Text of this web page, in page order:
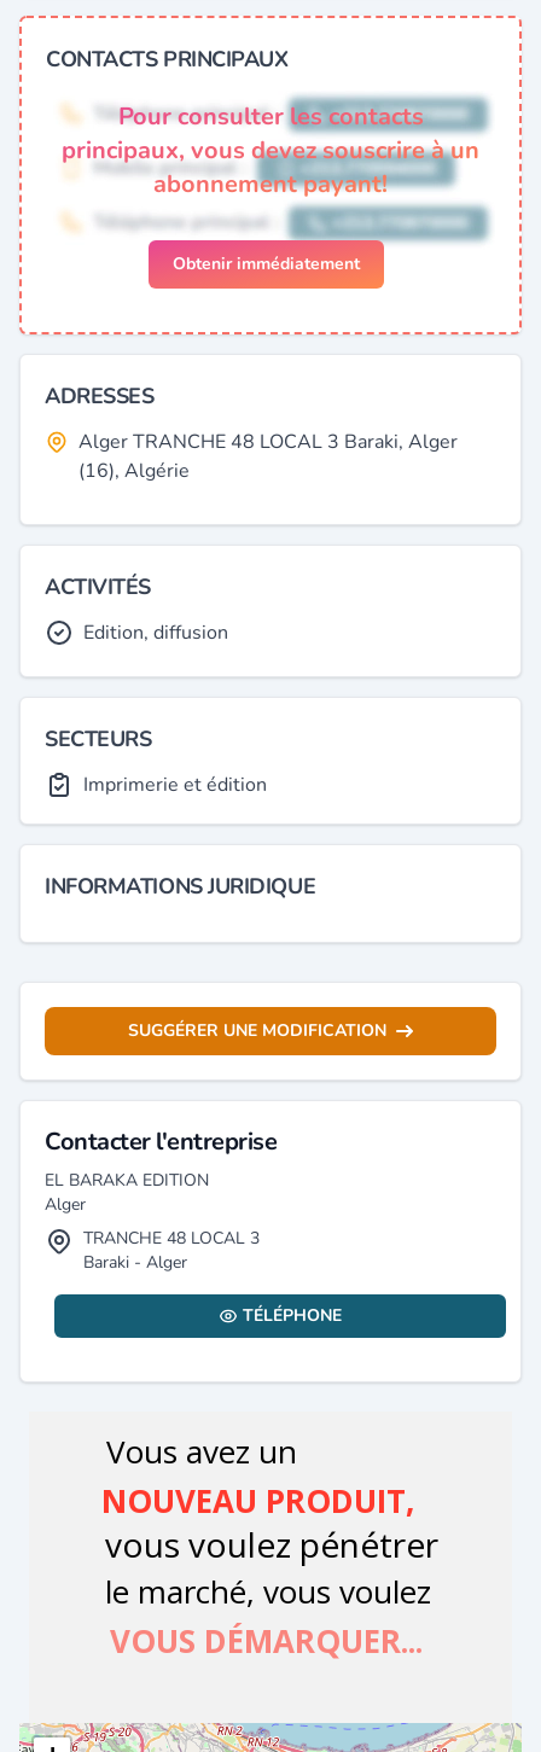
CONTACTS PRINCIPAUX
Pour consulter les contacts
principaux, vous devez souscrire à un
abonnement payant!
Obtenir immédiatement
ADRESSES
Alger TRANCHE 48 LOCAL 3 Baraki, Alger
(16), Algérie
ACTIVITÉS
Edition, diffusion
SECTEURS
Imprimerie et édition
INFORMATIONS JURIDIQUE
SUGGÉRER UNE MODIFICATION
Contacter l'entreprise
EL BARAKA EDITION
Alger
TRANCHE 48 LOCAL 3
Baraki - Alger
TÉLÉPHONE